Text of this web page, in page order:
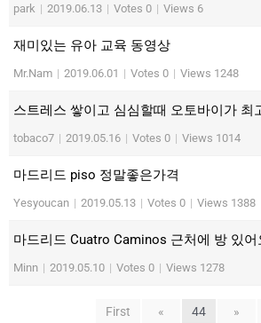
park | 2019.06.13 | Votes 0 | Views 6
재미있는 유아 교육 동영상
Mr.Nam | 2019.06.01 | Votes 0 | Views 1248
스트레스 쌓이고 심심할때 오토바이가 최
tobaco7 | 2019.05.16 | Votes 0 | Views 1014
마드리드 piso 정말좋은가격
Yesyoucan | 2019.05.13 | Votes 0 | Views 1388
마드리드 Cuatro Caminos 근처에 방 있어
Minn | 2019.05.10 | Votes 0 | Views 1278
First « 44 »